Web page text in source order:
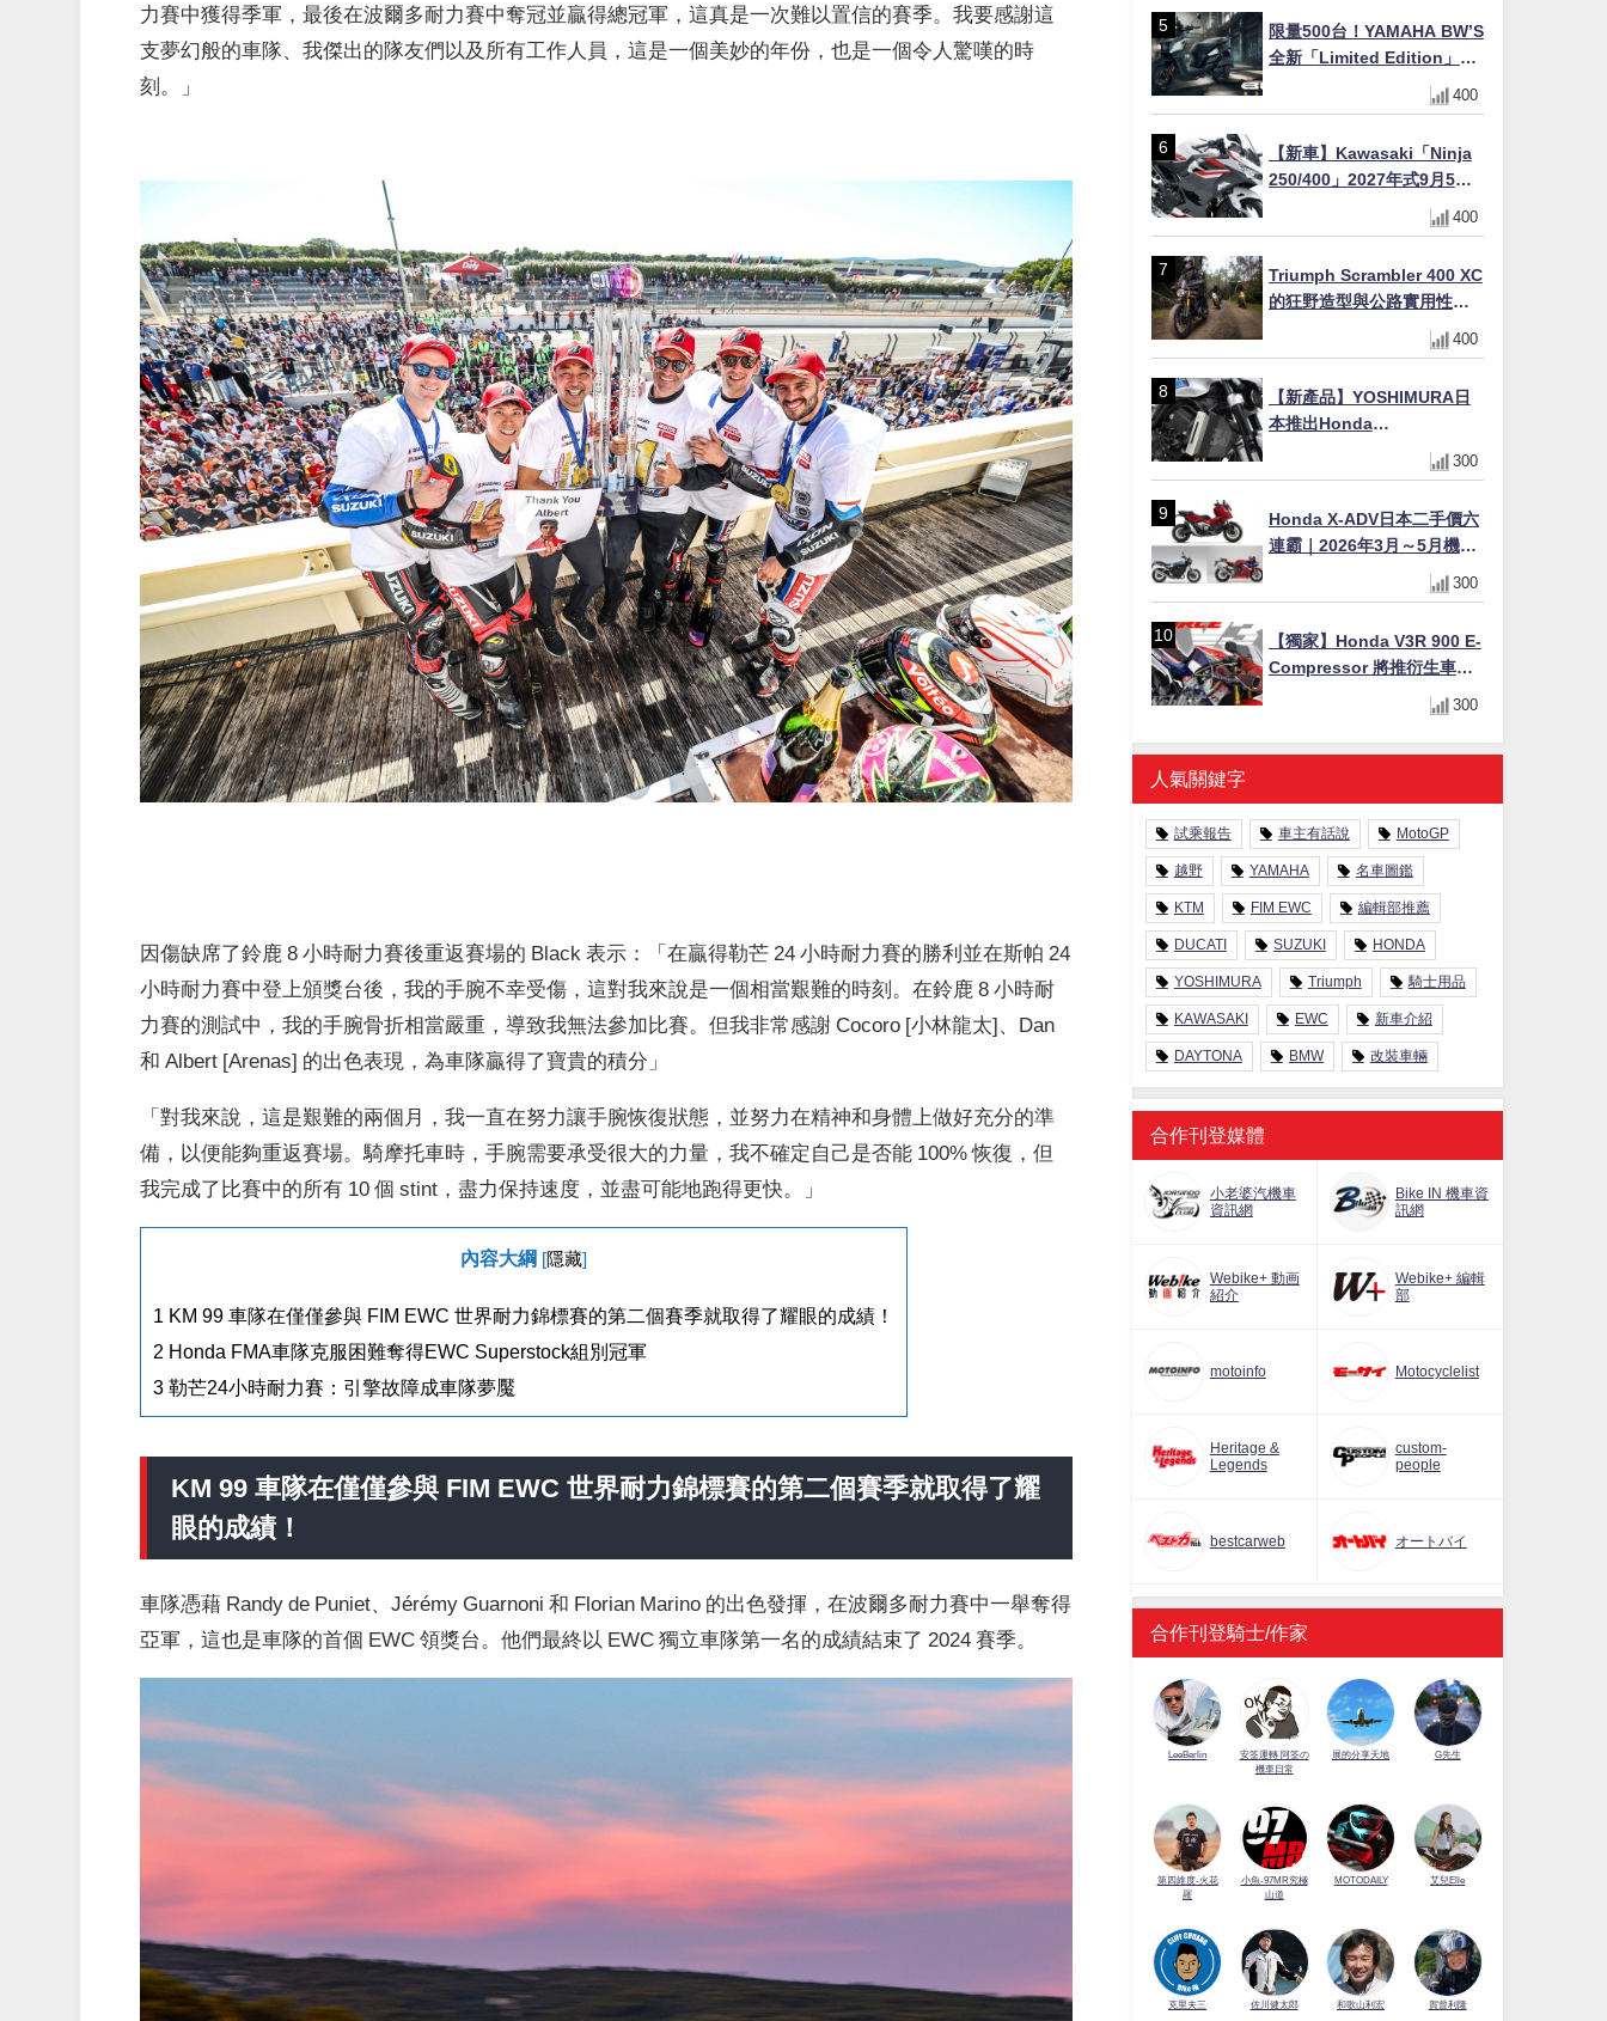
力賽中獲得季軍，最後在波爾多耐力賽中奪冠並贏得總冠軍，這真是一次難以置信的賽季。我要感謝這
支夢幻般的車隊、我傑出的隊友們以及所有工作人員，這是一個美妙的年份，也是一個令人驚嘆的時
刻。」
因傷缺席了鈴鹿 8 小時耐力賽後重返賽場的 Black 表示：「在贏得勒芒 24 小時耐力賽的勝利並在斯帕 24
小時耐力賽中登上頒獎台後，我的手腕不幸受傷，這對我來說是一個相當艱難的時刻。在鈴鹿 8 小時耐
力賽的測試中，我的手腕骨折相當嚴重，導致我無法參加比賽。但我非常感謝 Cocoro [小林龍太]、Dan
和 Albert [Arenas] 的出色表現，為車隊贏得了寶貴的積分」
「對我來說，這是艱難的兩個月，我一直在努力讓手腕恢復狀態，並努力在精神和身體上做好充分的準
備，以便能夠重返賽場。騎摩托車時，手腕需要承受很大的力量，我不確定自己是否能 100% 恢復，但
我完成了比賽中的所有 10 個 stint，盡力保持速度，並盡可能地跑得更快。」
內容大綱 隱藏
1 KM 99 車隊在僅僅參與 FIM EWC 世界耐力錦標賽的第二個賽季就取得了耀眼的成績！
2 Honda FMA車隊克服困難奪得EWC Superstock組別冠軍
3 勒芒24小時耐力賽：引擎故障成車隊夢魘
KM 99 車隊在僅僅參與 FIM EWC 世界耐力錦標賽的第二個賽季就取得了耀
眼的成績！
車隊憑藉 Randy de Puniet、Jérémy Guarnoni 和 Florian Marino 的出色發揮，在波爾多耐力賽中一舉奪得
亞軍，這也是車隊的首個 EWC 領獎台。他們最終以 EWC 獨立車隊第一名的成績結束了 2024 賽季。
限量500台！YAMAHA BW’S
全新「Limited Edition」都
市探索限定色 GOOPiMADE
聯名包同步登場
400
【新車】Kawasaki「Ninja
250/400」2027年式9月5日
日本發售！新塗裝登場×價格
不變×輔助滑動式離合器
400
Triumph Scrambler 400 XC
的狂野造型與公路實用性的
400
【新產品】YOSHIMURA日
本推出Honda
CB1000F/CB1000 HORNET
專用水箱護網，六角網紋設
300
Honda X-ADV日本二手價六
連霸｜2026年3月～5月機車
轉售排行榜 CBR1000RR-R
FIREBLADE SP首度躋身前
300
【獨家】Honda V3R 900 E-
Compressor 將推衍生車
系？自然進氣 V3 同步測試
300
人氣關鍵字
試乘報告 車主有話說 MotoGP
越野 YAMAHA 名車圖鑑
KTM FIM EWC 編輯部推薦
DUCATI SUZUKI HONDA
YOSHIMURA Triumph 騎士用品
KAWASAKI EWC 新車介紹
DAYTONA BMW 改裝車輛
合作刊登媒體
小老婆汽機車
資訊網
Bike IN 機車資
訊網
Webike+ 動画
紹介
Webike+ 編輯
部
motoinfo Motocyclelist
Heritage &
Legends
custom-
people
bestcarweb オートバイ
合作刊登騎士/作家
LeeBerlin
安筌運轉 阿筌の
機車日常
展的分享天地 G先生
第四維度-火花
羅
小魚-97MR究極
山道
MOTODAILY 艾兒Elle
克里夫三 佐川健太郎 和歌山利宏 賀曾利隆